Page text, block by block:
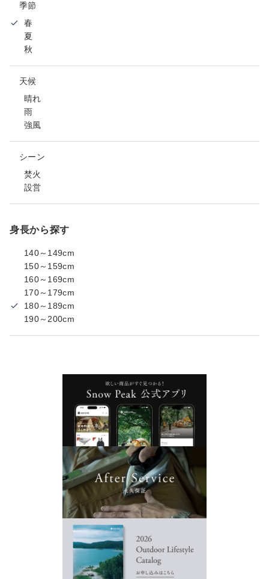
季節
春
夏
秋
天候
晴れ
雨
強風
シーン
焚火
設営
身長から探す
140～149cm
150～159cm
160～169cm
170～179cm
180～189cm
190～200cm